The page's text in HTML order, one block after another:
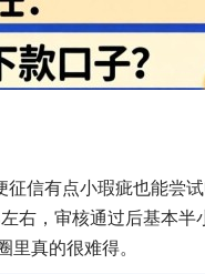
信有点小瑕疵也能尝
右，审核通过后基本半
真的很难得。